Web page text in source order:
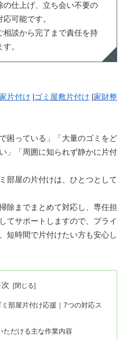
の仕上げ、立ち会い不要の
可能です。
相談から完了まで責任を持
。
片付け ゴミ屋敷片付け 家財整
困っている」「大量のゴミをど
」「周囲に知られず静かに片付
部屋の片付けは、ひとつとして
除までまとめて対応し、専任担
てサポートしますので、プライ
短時間で片付けたい方も安心し
次
部屋片付け応援｜7つの対応ス
ただける主な作業内容